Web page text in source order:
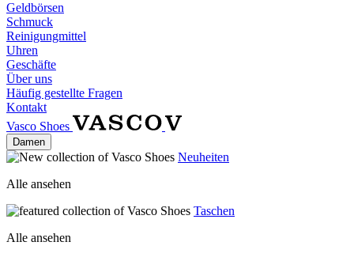
Geldbörsen
Schmuck
Reinigungmittel
Uhren
Geschäfte
Über uns
Häufig gestellte Fragen
Kontakt
Vasco Shoes
Damen
Neuheiten
Alle ansehen
Taschen
Alle ansehen